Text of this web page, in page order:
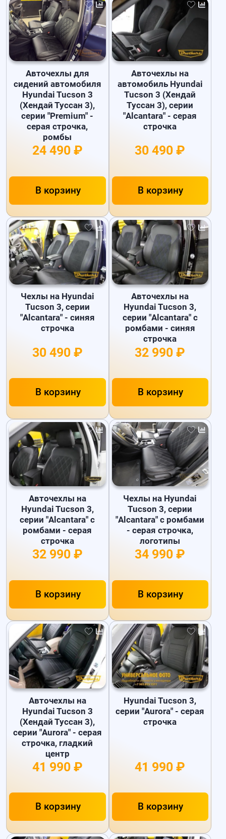
Авточехлы для
сидений автомобиля
Hyundai Tucson 3
(Хендай Туссан 3),
серии "Premium" -
серая строчка,
ромбы
24 490 ₽
В корзину
Авточехлы на
автомобиль Hyundai
Tucson 3 (Хендай
Туссан 3), серии
"Alcantara" - серая
строчка
30 490 ₽
В корзину
Чехлы на Hyundai
Tucson 3, серии
"Alcantara" - синяя
строчка
30 490 ₽
В корзину
Авточехлы на
Hyundai Tucson 3,
серии "Alcantara" с
ромбами - синяя
строчка
32 990 ₽
В корзину
Авточехлы на
Hyundai Tucson 3,
серии "Alcantara" с
ромбами - серая
строчка
32 990 ₽
В корзину
Чехлы на Hyundai
Tucson 3, серии
"Alcantara" с ромбами
- серая строчка,
логотипы
34 990 ₽
В корзину
Авточехлы на
Hyundai Tucson 3
(Хендай Туссан 3),
серии "Aurora" - серая
строчка, гладкий
центр
41 990 ₽
В корзину
Hyundai Tucson 3,
серии "Aurora" - серая
строчка
41 990 ₽
В корзину